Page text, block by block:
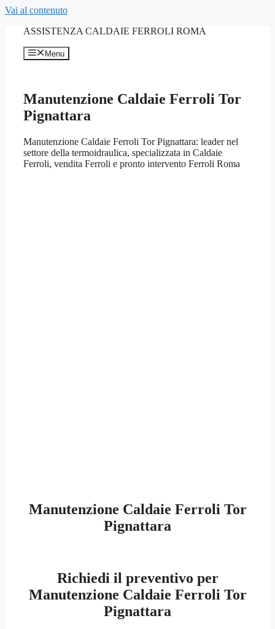
Vai al contenuto
ASSISTENZA CALDAIE FERROLI ROMA
Menu
Manutenzione Caldaie Ferroli Tor
Pignattara
Manutenzione Caldaie Ferroli Tor Pignattara: leader nel
settore della termoidraulica, specializzata in Caldaie
Ferroli, vendita Ferroli e pronto intervento Ferroli Roma
Manutenzione Caldaie Ferroli Tor
Pignattara
Richiedi il preventivo per
Manutenzione Caldaie Ferroli Tor
Pignattara